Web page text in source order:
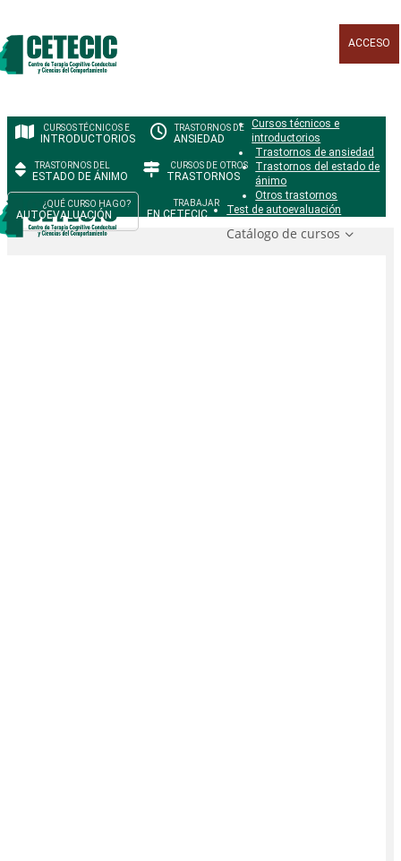
ACCESO
INTRODUCTORIOS ANSIEDAD
ESTADO DE ÁNIMO TRASTORNOS
AUTOEVALUACIÓN EN CETECIC
Cursos técnicos e
introductorios
Trastornos de ansiedad
Trastornos del estado de
ánimo
Otros trastornos
Test de autoevaluación